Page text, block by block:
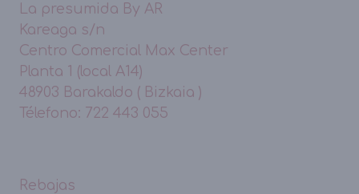
La presumida By AR
Kareaga s/n
Centro Comercial Max Center
Planta 1 (local A14)
48903 Barakaldo ( Bizkaia )
Télefono: 722 443 055
Rebajas